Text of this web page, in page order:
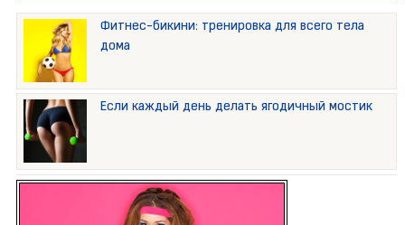
Фитнес-бикини: тренировка для всего тела
дома
Если каждый день делать ягодичный мостик